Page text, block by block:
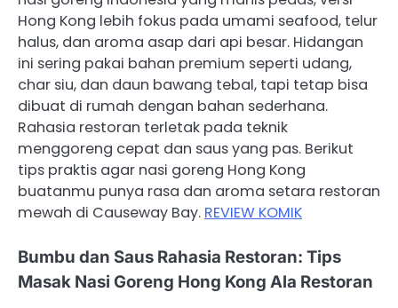
Hong Kong lebih fokus pada umami seafood, telur
halus, dan aroma asap dari api besar. Hidangan
ini sering pakai bahan premium seperti udang,
char siu, dan daun bawang tebal, tapi tetap bisa
dibuat di rumah dengan bahan sederhana.
Rahasia restoran terletak pada teknik
menggoreng cepat dan saus yang pas. Berikut
tips praktis agar nasi goreng Hong Kong
buatanmu punya rasa dan aroma setara restoran
mewah di Causeway Bay. REVIEW KOMIK
Bumbu dan Saus Rahasia Restoran: Tips
Masak Nasi Goreng Hong Kong Ala Restoran